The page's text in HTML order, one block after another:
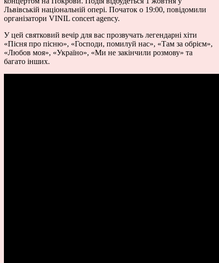
Львівській національній опері. Початок о 19:00, повідомили
організатори VINIL concert agency.
У цей святковий вечір для вас прозвучать легендарні хіти
«Пісня про пісню», «Господи, помилуй нас», «Там за обрієм»,
«Любов моя», «Україно», «Ми не закінчили розмову» та
багато інших.